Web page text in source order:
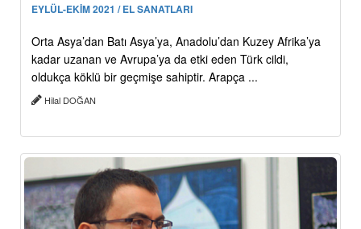
EYLÜL-EKİM 2021 / EL SANATLARI
Orta Asya’dan Batı Asya’ya, Anadolu’dan Kuzey Afrika’ya
kadar uzanan ve Avrupa’ya da etki eden Türk cildi,
oldukça köklü bir geçmişe sahiptir. Arapça ...
Hilal DOĞAN